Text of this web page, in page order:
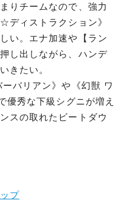
りチームなので、強力
ディストラクション》
い。エナ加速や【ラン
し出しながら、ハンデ
きたい。
バリアン》や《幻獣 ワ
優秀な下級シグニが増え
スの取れたビートダウ
プ